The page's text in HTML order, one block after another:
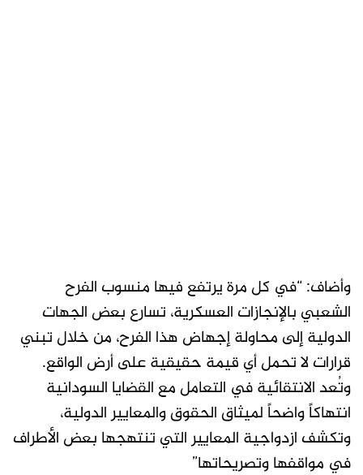
وأضاف: “‏في كل مرة يرتفع فيها منسوب الفرح
الشعبي بالإنجازات العسكرية، تسارع بعض الجهات
الدولية إلى محاولة إجهاض هذا الفرح، من خلال تبني
قرارات لا تحمل أي قيمة حقيقية على أرض الواقع.
وتُعد الانتقائية في التعامل مع القضايا السودانية
انتهاكاً واضحاً لميثاق الحقوق والمعايير الدولية،
وتكشف ازدواجية المعايير التي تنتهجها بعض الأطراف
في مواقفها وتصريحاتها”